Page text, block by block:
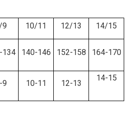
9 10/11 12/13 14/15
134 140-146 152-158 164-170
9 10-11 12-13
14-15